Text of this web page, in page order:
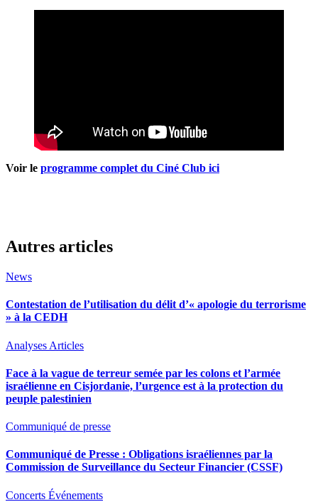
Voir le programme complet du Ciné Club ici
Autres articles
News
Contestation de l’utilisation du délit d’« apologie du terrorisme
» à la CEDH
Analyses Articles
Face à la vague de terreur semée par les colons et l’armée
israélienne en Cisjordanie, l’urgence est à la protection du
peuple palestinien
Communiqué de presse
Communiqué de Presse : Obligations israéliennes par la
Commission de Surveillance du Secteur Financier (CSSF)
Concerts Événements